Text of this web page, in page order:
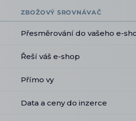
ZBOŽOVÝ SROVNÁVAČ
Přesměrování do vašeho e-
Řeší váš e-shop
Přímo vy
Data a ceny do inzerce